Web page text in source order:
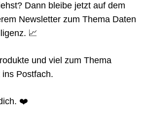
Dann bleibe jetzt auf dem
Newsletter zum Thema Daten
📈
und viel zum Thema
Postfach.
❤️